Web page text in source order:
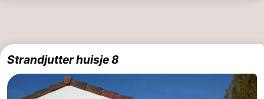
Strandjutter huisje 8